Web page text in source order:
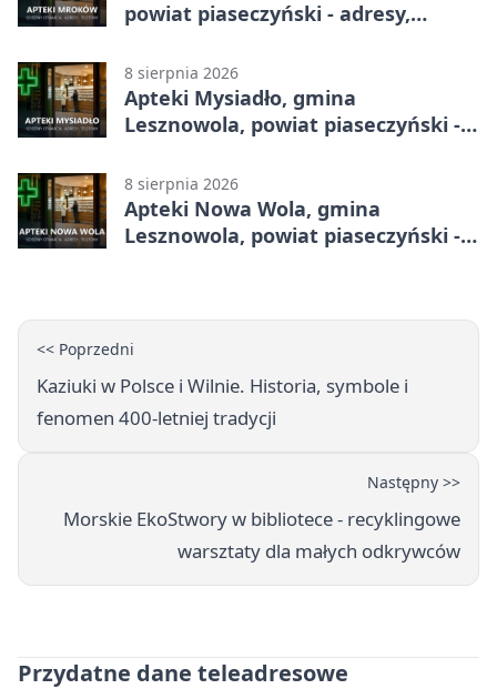
powiat piaseczyński - adresy,
8 sierpnia 2026
Apteki Mysiadło, gmina
Lesznowola, powiat piaseczyński -
8 sierpnia 2026
Apteki Nowa Wola, gmina
Lesznowola, powiat piaseczyński -
<< Poprzedni
Kaziuki w Polsce i Wilnie. Historia, symbole i
fenomen 400-letniej tradycji
Następny >>
Morskie EkoStwory w bibliotece - recyklingowe
warsztaty dla małych odkrywców
Przydatne dane teleadresowe